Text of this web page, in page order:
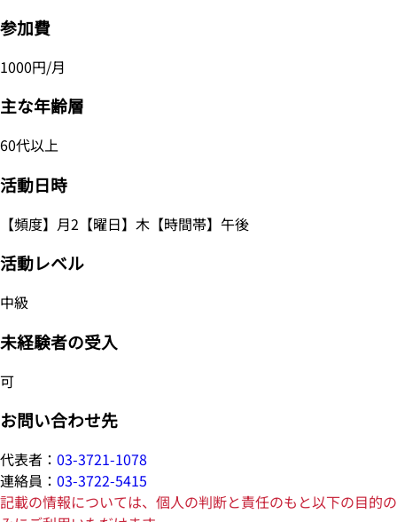
参加費
1000円/月
主な年齢層
60代以上
活動日時
【頻度】月2【曜日】木【時間帯】午後
活動レベル
中級
未経験者の受入
可
お問い合わせ先
代表者： 03-3721-1078
連絡員： 03-3722-5415
記載の情報については、個人の判断と責任のもと以下の目的の